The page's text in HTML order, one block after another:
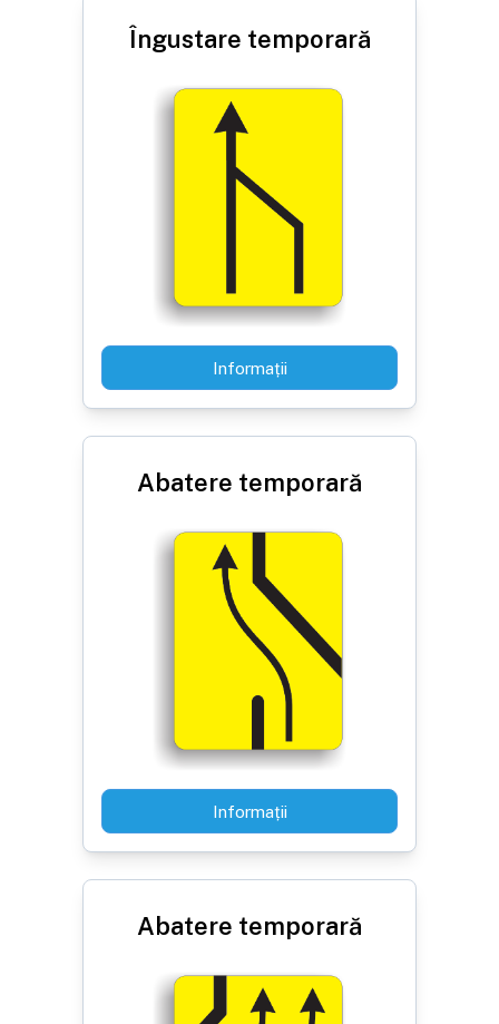
Îngustare temporară
Informații
Abatere temporară
Informații
Abatere temporară